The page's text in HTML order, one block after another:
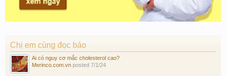
Chị em cùng đọc báo
Ai có nguy cơ mắc cholesterol cao?
Merinco.com.vn posted 7/1/24